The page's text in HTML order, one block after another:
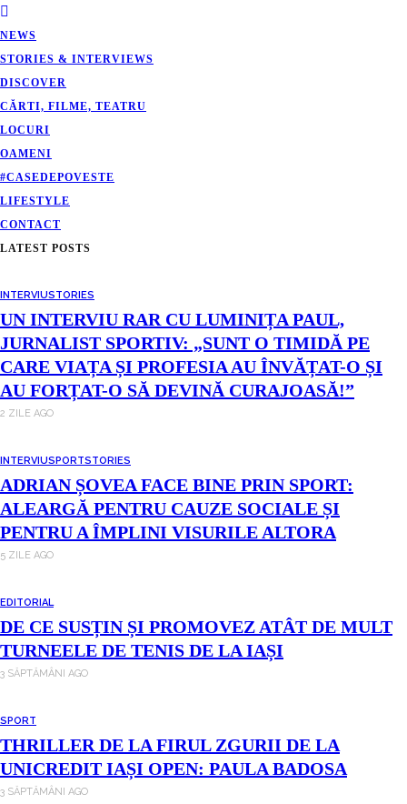
NEWS
STORIES & INTERVIEWS
DISCOVER
CĂRTI, FILME, TEATRU
LOCURI
OAMENI
#CASEDEPOVESTE
LIFESTYLE
CONTACT
LATEST POSTS
INTERVIUSTORIES
UN INTERVIU RAR CU LUMINIȚA PAUL,
JURNALIST SPORTIV: „SUNT O TIMIDĂ PE
CARE VIAȚA ȘI PROFESIA AU ÎNVĂȚAT-O ȘI
AU FORȚAT-O SĂ DEVINĂ CURAJOASĂ!”
2 ZILE AGO
INTERVIUSPORTSTORIES
ADRIAN ȘOVEA FACE BINE PRIN SPORT:
ALEARGĂ PENTRU CAUZE SOCIALE ȘI
PENTRU A ÎMPLINI VISURILE ALTORA
5 ZILE AGO
EDITORIAL
DE CE SUSȚIN ȘI PROMOVEZ ATÂT DE MULT
TURNEELE DE TENIS DE LA IAȘI
3 SĂPTĂMÂNI AGO
SPORT
THRILLER DE LA FIRUL ZGURII DE LA
UNICREDIT IAȘI OPEN: PAULA BADOSA
3 SĂPTĂMÂNI AGO